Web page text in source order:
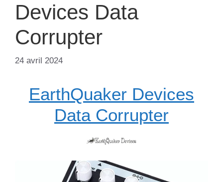
Devices Data
Corrupter
24 avril 2024
EarthQuaker Devices
Data Corrupter